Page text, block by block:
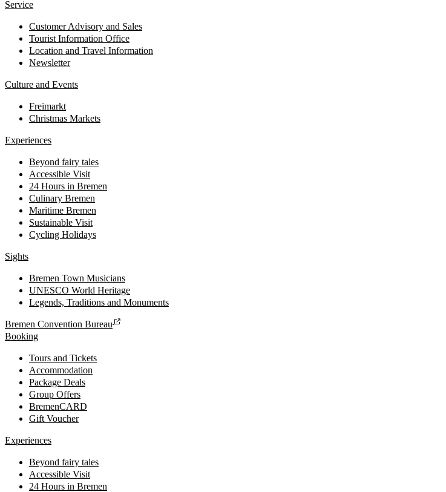
Service
Customer Advisory and Sales
Tourist Information Office
Location and Travel Information
Newsletter
Culture and Events
Freimarkt
Christmas Markets
Experiences
Beyond fairy tales
Accessible Visit
24 Hours in Bremen
Culinary Bremen
Maritime Bremen
Sustainable Visit
Cycling Holidays
Sights
Bremen Town Musicians
UNESCO World Heritage
Legends, Traditions and Monuments
Bremen Convention Bureau
Booking
Tours and Tickets
Accommodation
Package Deals
Group Offers
BremenCARD
Gift Voucher
Experiences
Beyond fairy tales
Accessible Visit
24 Hours in Bremen